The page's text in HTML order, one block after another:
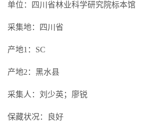
单位：四川省林业科学研究院标本馆
采集地：四川省
产地1：SC
产地2：黑水县
采集人：刘少英；廖锐
保藏状况：良好